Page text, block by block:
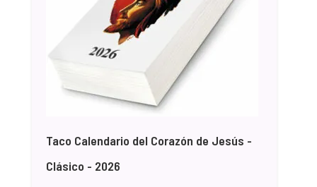
Taco Calendario del Corazón de Jesús -
Clásico - 2026